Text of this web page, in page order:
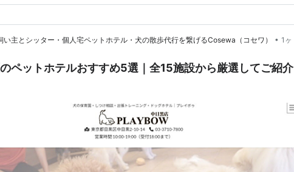
店内は、ほぼ満席。 1…
い主とシッター・個人宅ペットホテル・犬の散歩代行を繋げるCosewa（コセワ） • 1ヶ
ペットホテルおすすめ5選｜全15施設から厳選してご紹介